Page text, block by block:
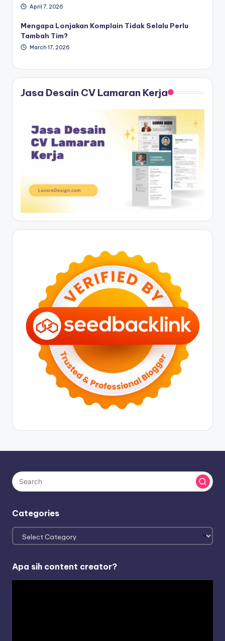
April 7, 2026
Mengapa Lonjakan Komplain Tidak Selalu Perlu
Tambah Tim?
March 17, 2026
Jasa Desain CV Lamaran Kerja
Categories
Categories
Apa sih content creator?